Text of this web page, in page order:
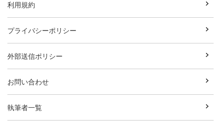
利用規約
プライバシーポリシー
外部送信ポリシー
お問い合わせ
執筆者一覧